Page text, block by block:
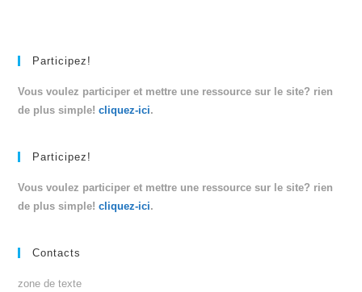
Participez!
Vous voulez participer et mettre une ressource sur le site? rien
de plus simple!cliquez-ici.
Participez!
Vous voulez participer et mettre une ressource sur le site? rien
de plus simple!cliquez-ici.
Contacts
zone de texte